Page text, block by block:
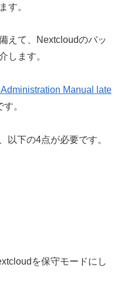
す。
えて、Nextcloudのバッ
します。
Manual late
。
以下の4点が必要です。
を保守モードにし